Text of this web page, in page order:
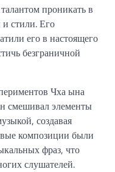
проникать в
стили. Его
его в настоящего
безграничной
Чха ына
смешивал элементы
создавая
композиции были
фраз, что
слушателей.